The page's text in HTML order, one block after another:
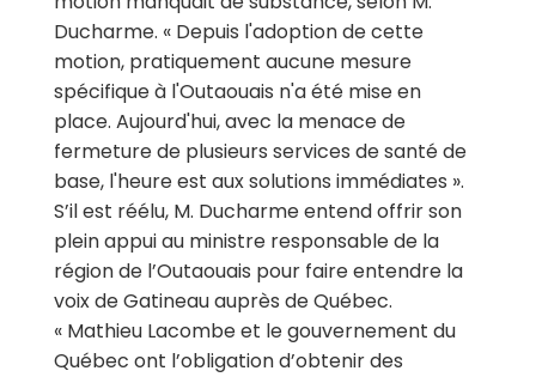
Ducharme. « Depuis l'adoption de cette
motion, pratiquement aucune mesure
spécifique à l'Outaouais n'a été mise en
place. Aujourd'hui, avec la menace de
fermeture de plusieurs services de santé de
base, l'heure est aux solutions immédiates ».
S’il est réélu, M. Ducharme entend offrir son
plein appui au ministre responsable de la
région de l’Outaouais pour faire entendre la
voix de Gatineau auprès de Québec.
« Mathieu Lacombe et le gouvernement du
Québec ont l’obligation d’obtenir des